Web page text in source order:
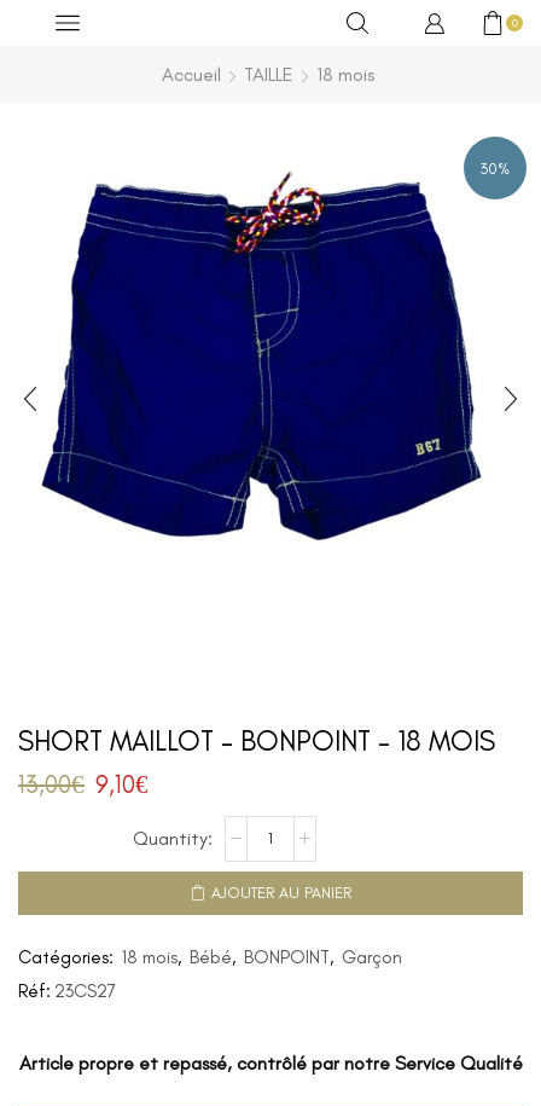
0
Accueil TAILLE 18 mois
30%
SHORT MAILLOT – BONPOINT – 18 MOIS
13,00€ 9,10€
AJOUTER AU PANIER
Catégories: 18 mois, Bébé, BONPOINT, Garçon
Réf: 23CS27
Article propre et repassé, contrôlé par notre Service Qualité